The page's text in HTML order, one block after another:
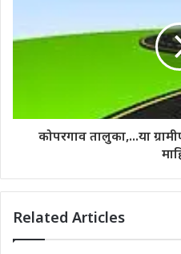
कोपरगाव तालुका,...या
Related Articles